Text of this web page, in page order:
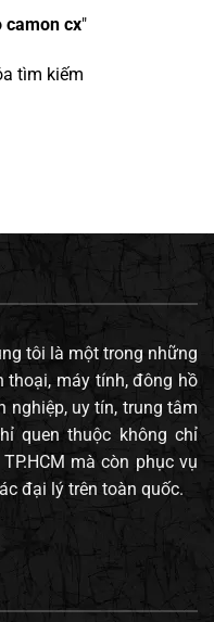
camon cx"
tìm kiếm
tôi là một trong những
thoại, máy tính, đông hồ
nghiệp, uy tín, trung tâm
quen thuộc không chỉ
mà còn phục vụ
đại lý trên toàn quốc.